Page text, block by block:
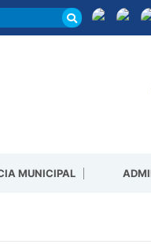
MUNICIPAL